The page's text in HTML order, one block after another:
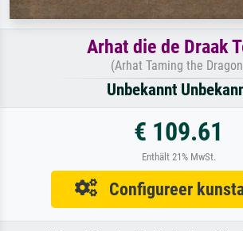
Arhat die de Draak
(Arhat Taming the
Unbekannt
€ 109.61
Enthält 21% MwSt.
Configureer